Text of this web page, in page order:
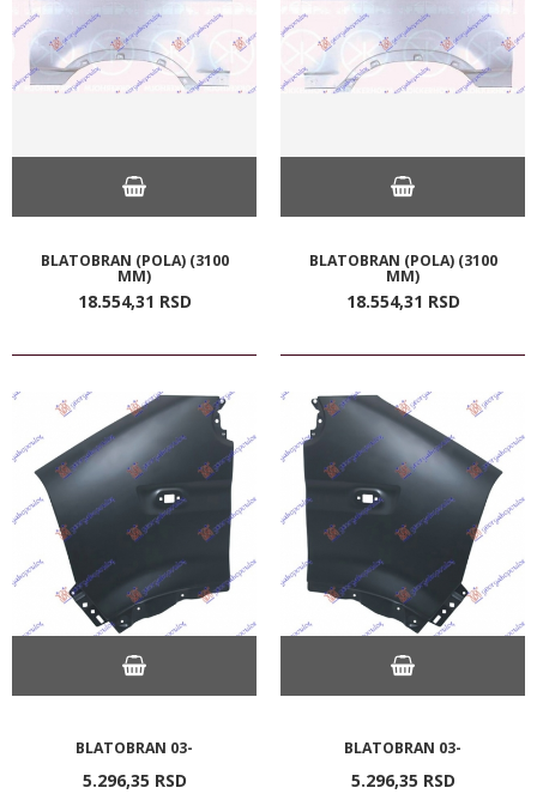
BLATOBRAN (POLA) (3100
MM)
18.554,31 RSD
BLATOBRAN (POLA) (3100
MM)
18.554,31 RSD
BLATOBRAN 03-
5.296,35 RSD
BLATOBRAN 03-
5.296,35 RSD